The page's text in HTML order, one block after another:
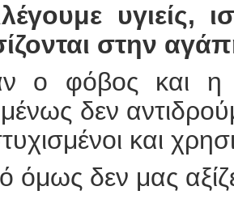
υγιείς,
στην
ο φόβος και η
δεν
και
όμως δεν μας